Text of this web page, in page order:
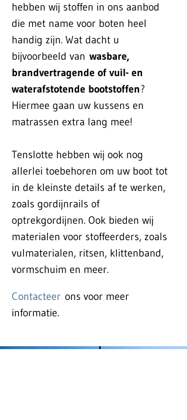
hebben wij stoffen in ons aanbod
die met name voor boten heel
handig zijn. Wat dacht u
bijvoorbeeld van wasbare,
brandvertragende of vuil- en
waterafstotende bootstoffen?
Hiermee gaan uw kussens en
matrassen extra lang mee!
Tenslotte hebben wij ook nog
allerlei toebehoren om uw boot tot
in de kleinste details af te werken,
zoals gordijnrails of
optrekgordijnen. Ook bieden wij
materialen voor stoffeerders, zoals
vulmaterialen, ritsen, klittenband,
vormschuim en meer.
Contacteer ons voor meer
informatie.